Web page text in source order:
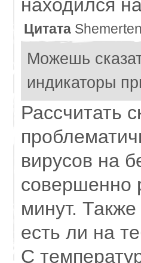
находился
Цитата
Можешь
индикаторы
Рассчитать
вирусов на
совершенно
минут.
есть ли на
С